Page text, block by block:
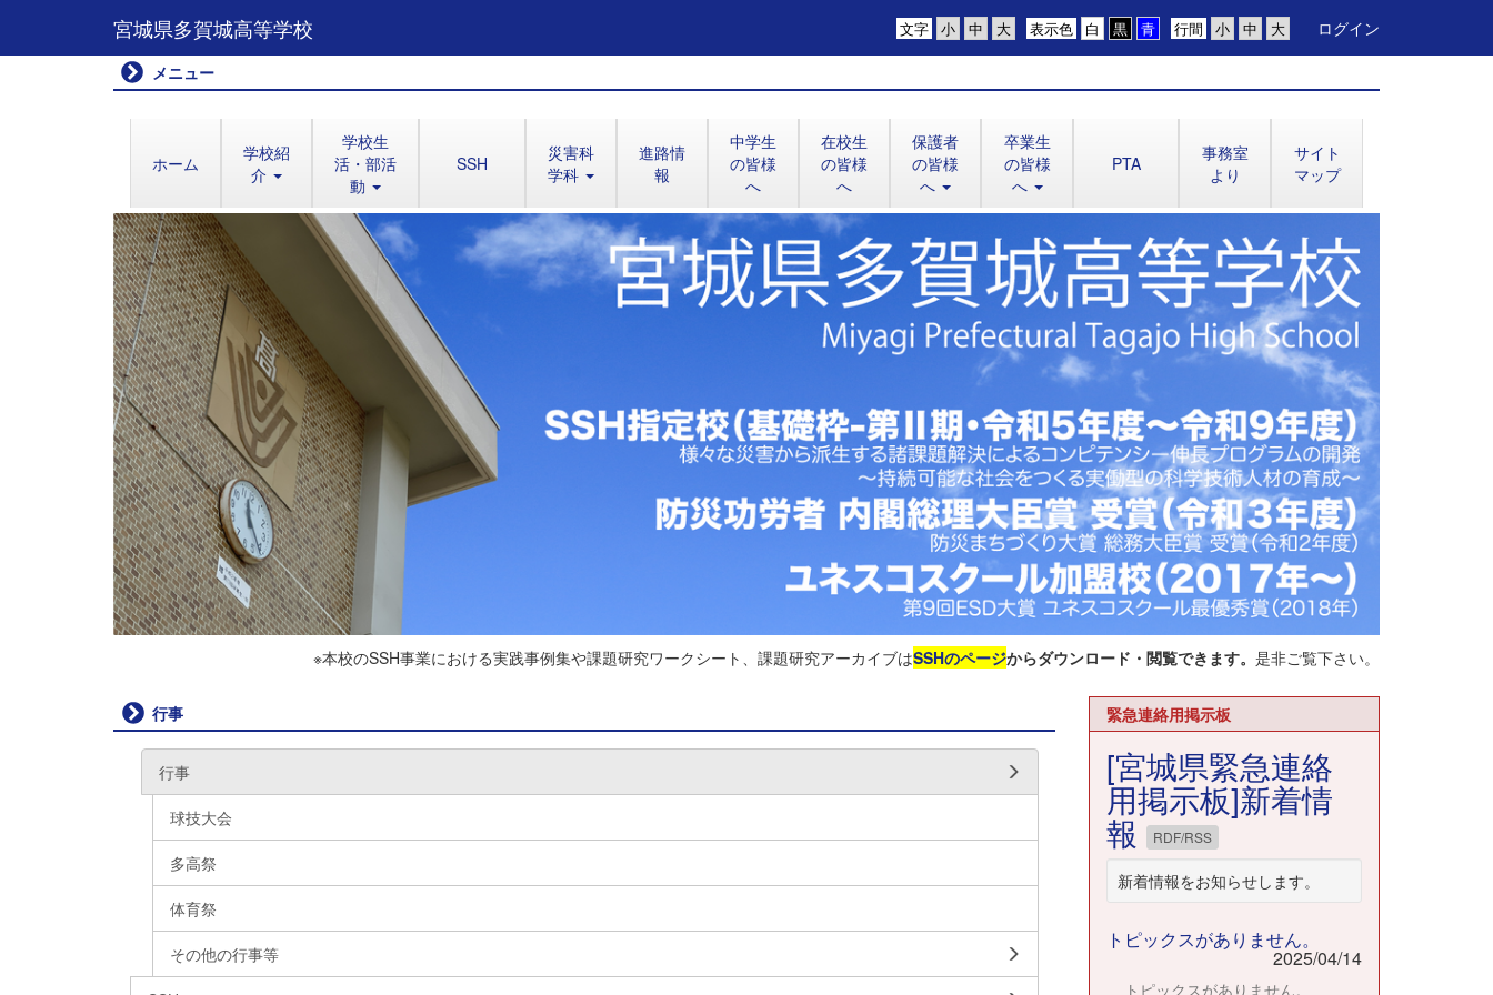
宮城県多賀城高等学校 行間
表示色
文字
ログイン
メニュー
ホーム
学校紹
介
学校生
活・部活
動
SSH
災害科
学科
進路情
報
中学生
の皆様
へ
在校生
の皆様
へ
保護者
の皆様
へ
卒業生
の皆様
へ
PTA
事務室
より
サイト
マップ
※本校のSSH事業における実践事例集や課題研究ワークシート、課題研究アーカイブはSSHのページからダウンロード・閲覧できます。 是非ご覧下さい。
行事
行事
球技大会
多高祭
体育祭
その他の行事等
緊急連絡用掲示板
[宮城県緊急連絡
用掲示板]新着情
報 RDF/RSS
新着情報をお知らせします。
トピックスがありません。
2025/04/14
トピックスがありません。